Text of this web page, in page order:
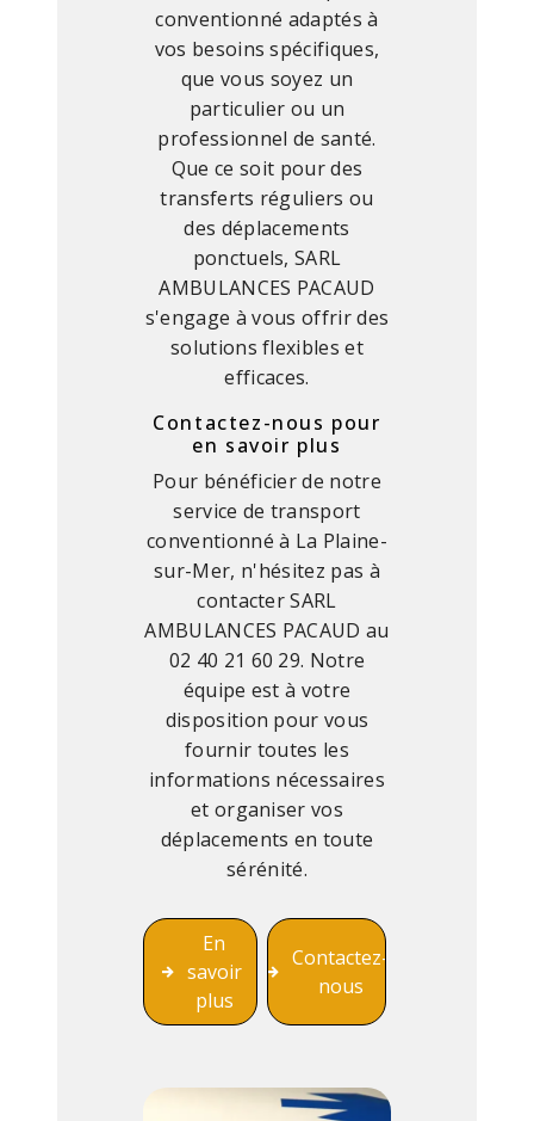
conventionné adaptés à
vos besoins spécifiques,
que vous soyez un
particulier ou un
professionnel de santé.
Que ce soit pour des
transferts réguliers ou
des déplacements
ponctuels, SARL
AMBULANCES PACAUD
s'engage à vous offrir des
solutions flexibles et
efficaces.
Contactez-nous pour
en savoir plus
Pour bénéficier de notre
service de transport
conventionné à La Plaine-
sur-Mer, n'hésitez pas à
contacter SARL
AMBULANCES PACAUD au
02 40 21 60 29. Notre
équipe est à votre
disposition pour vous
fournir toutes les
informations nécessaires
et organiser vos
déplacements en toute
sérénité.
En
savoir
plus
Contactez-
nous